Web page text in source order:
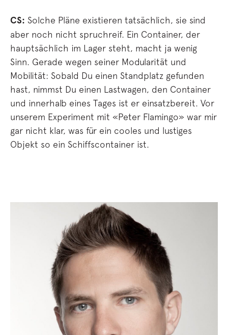
CS: Solche Pläne existieren tatsächlich, sie sind
aber noch nicht spruchreif. Ein Container, der
hauptsächlich im Lager steht, macht ja wenig
Sinn. Gerade wegen seiner Modularität und
Mobilität: Sobald Du einen Standplatz gefunden
hast, nimmst Du einen Lastwagen, den Container
und innerhalb eines Tages ist er einsatzbereit. Vor
unserem Experiment mit «Peter Flamingo» war mir
gar nicht klar, was für ein cooles und lustiges
Objekt so ein Schiffscontainer ist.